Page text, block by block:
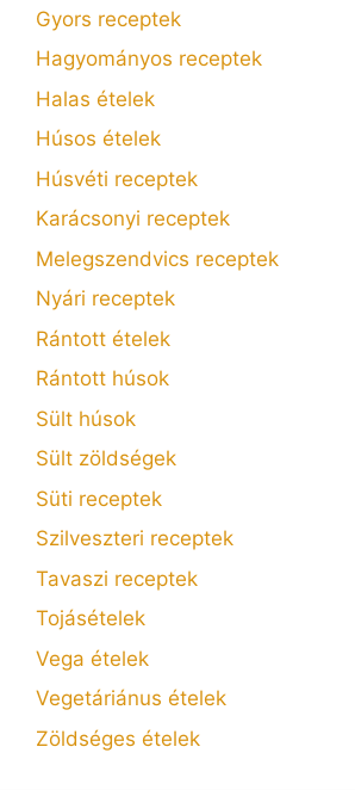
Gyors receptek
Hagyományos receptek
Halas ételek
Húsos ételek
Húsvéti receptek
Karácsonyi receptek
Melegszendvics receptek
Nyári receptek
Rántott ételek
Rántott húsok
Sült húsok
Sült zöldségek
Süti receptek
Szilveszteri receptek
Tavaszi receptek
Tojásételek
Vega ételek
Vegetáriánus ételek
Zöldséges ételek